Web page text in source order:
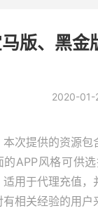
版、黑金
2020-01-
本次提供的资源包
的APP风格可供
适用于代理充值，
有相关经验的用户